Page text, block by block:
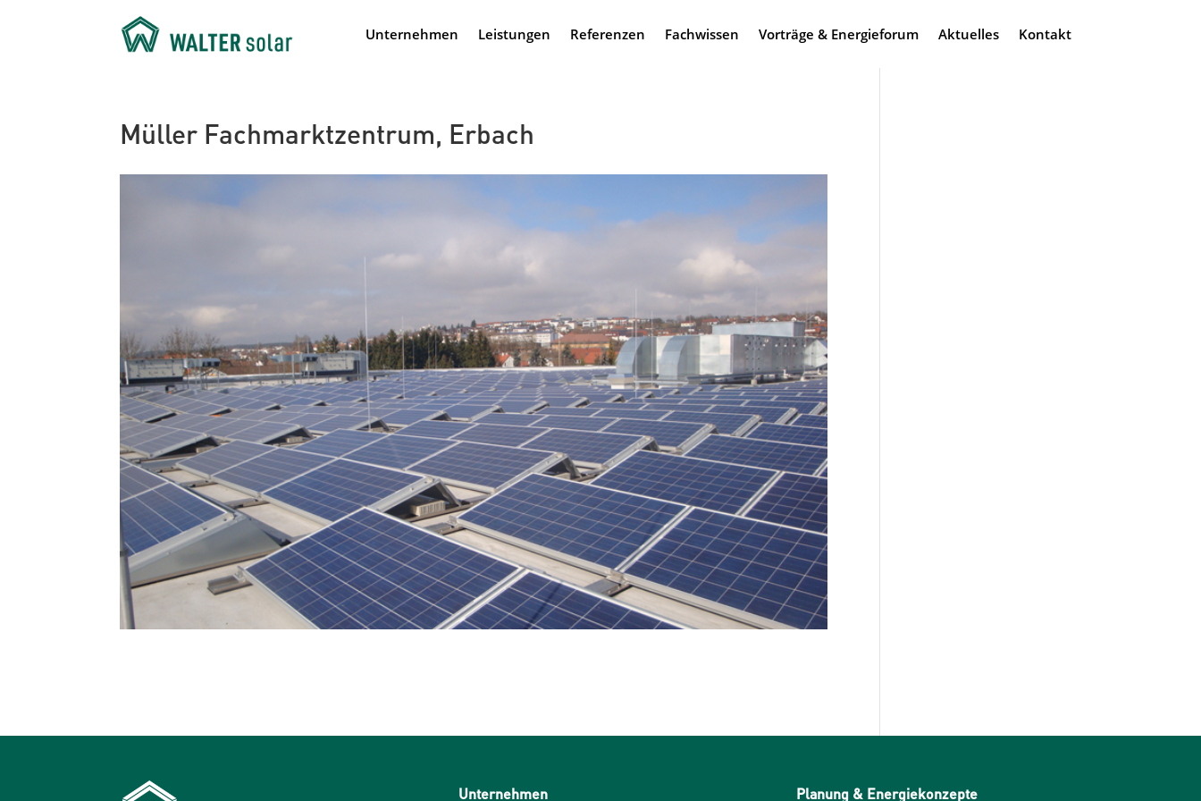
Unternehmen Leistungen Referenzen Fachwissen Vorträge & Energieforum Aktuelles Kontakt
Müller Fachmarktzentrum, Erbach
Unternehmen Planung & Energiekonzepte